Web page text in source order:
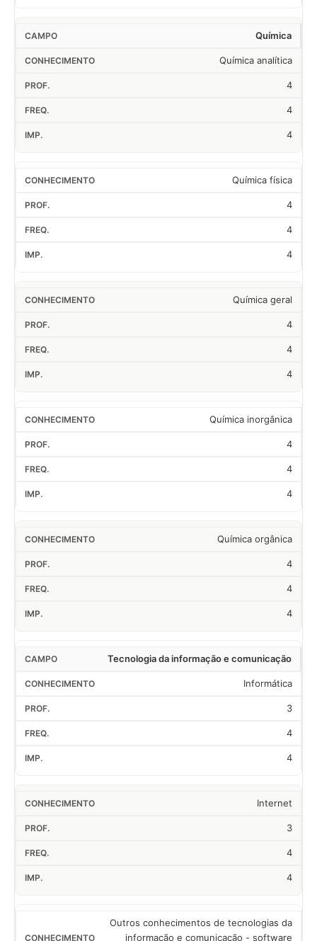
Química
Química analítica
4
4
4
Química física
4
4
4
Química geral
4
4
4
Química inorgânica
4
4
4
Química orgânica
4
4
4
Tecnologia da informação e comunicação
Informática
3
4
4
Internet
3
4
4
Outros conhecimentos de tecnologias da
informação e comunicação - software